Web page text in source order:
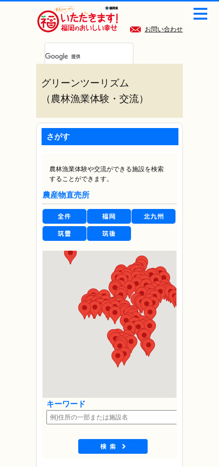
お問い合わせ
グリーンツーリズム
（農林漁業体験・交流）
さがす
農林漁業体験や交流ができる施設を検索
することができます。
農産物直売所
キーワード